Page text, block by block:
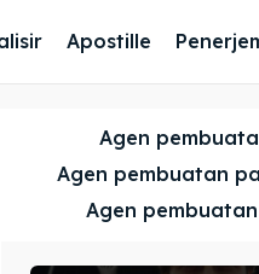
Apostille
Agen
Agen pembuatan
Agen